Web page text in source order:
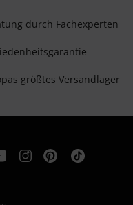
durch Fachexperten
größtes Versandlager